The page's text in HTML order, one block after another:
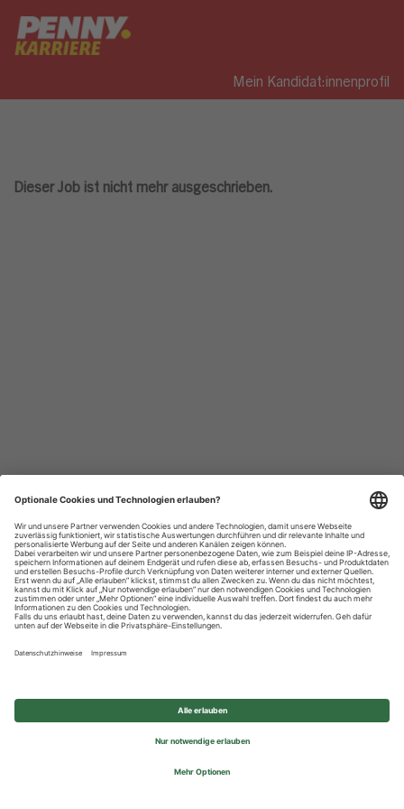
Mein Kandidat:innenprofil
Dieser Job ist nicht mehr ausgeschrieben.
Datenschutzhinweise
Impressum
Privatsphäre-Einstellungen
© 2026 REWE Group - All rights reserved